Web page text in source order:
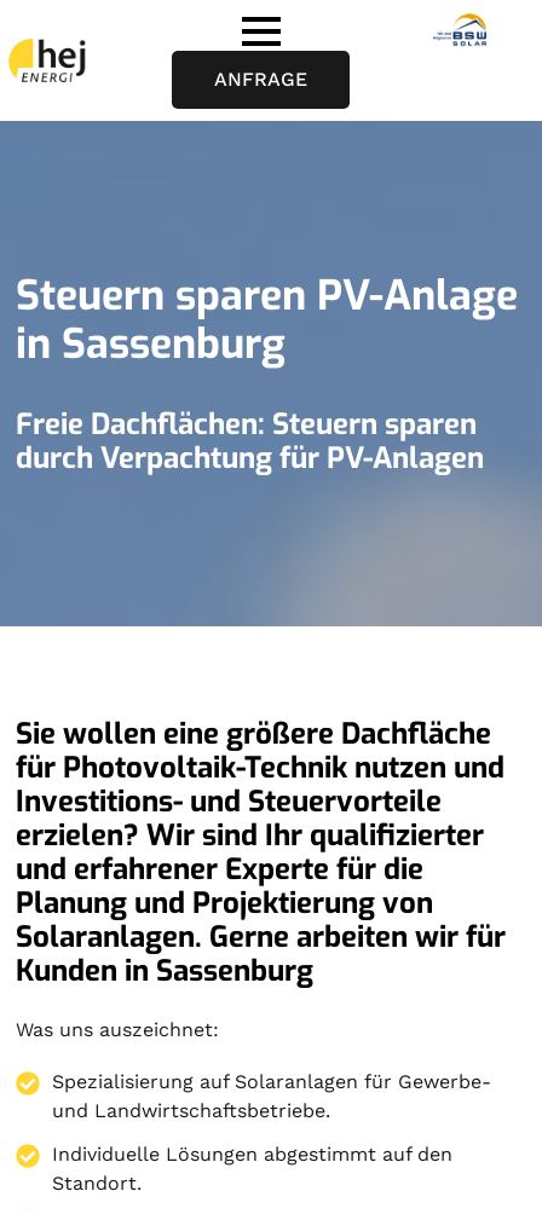
ANFRAGE
Steuern sparen PV-Anlage
in Sassenburg
Freie Dachflächen: Steuern sparen
durch Verpachtung für PV-Anlagen
Sie wollen eine größere Dachfläche
für Photovoltaik-Technik nutzen und
Investitions- und Steuervorteile
erzielen? Wir sind Ihr qualifizierter
und erfahrener Experte für die
Planung und Projektierung von
Solaranlagen. Gerne arbeiten wir für
Kunden in Sassenburg
Was uns auszeichnet:
Spezialisierung auf Solaranlagen für Gewerbe-
und Landwirtschaftsbetriebe.
Individuelle Lösungen abgestimmt auf den
Standort.